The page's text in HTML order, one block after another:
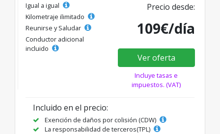
Igual a igual
Kilometraje ilimitado
Reunirse y Saludar
Conductor adicional
incluido
Precio desde:
109€/día
Ver oferta
Incluye tasas e
impuestos. (VAT)
Incluido en el precio:
Exención de daños por colisión (CDW)
La responsabilidad de terceros(TPL)